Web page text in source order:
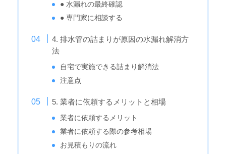
● 水漏れの最終確認
● 専門家に相談する
4. 排水管の詰まりが原因の水漏れ解消方
法
自宅で実施できる詰まり解消法
注意点
5. 業者に依頼するメリットと相場
業者に依頼するメリット
業者に依頼する際の参考相場
お見積もりの流れ